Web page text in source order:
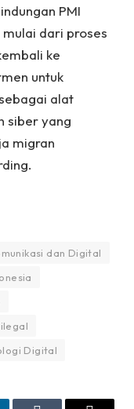
PMI
dari proses
ke
untuk
alat
siber yang
migran
dan Digital
Digital